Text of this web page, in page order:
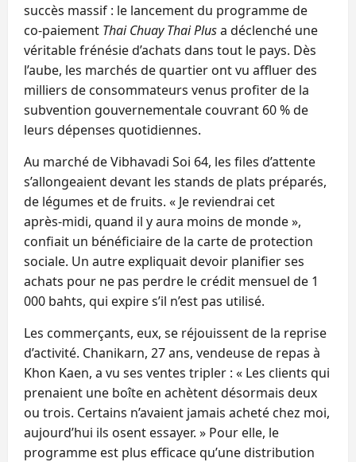
succès massif : le lancement du programme de
co‑paiement Thai Chuay Thai Plusa déclenché une
véritable frénésie d’achats dans tout le pays. Dès
l’aube, les marchés de quartier ont vu affluer des
milliers de consommateurs venus profiter de la
subvention gouvernementale couvrant 60 % de
leurs dépenses quotidiennes.
Au marché de Vibhavadi Soi 64, les files d’attente
s’allongeaient devant les stands de plats préparés,
de légumes et de fruits. « Je reviendrai cet
après‑midi, quand il y aura moins de monde »,
confiait un bénéficiaire de la carte de protection
sociale. Un autre expliquait devoir planifier ses
achats pour ne pas perdre le crédit mensuel de 1
000 bahts, qui expire s’il n’est pas utilisé.
Les commerçants, eux, se réjouissent de la reprise
d’activité. Chanikarn, 27 ans, vendeuse de repas à
Khon Kaen, a vu ses ventes tripler : « Les clients qui
prenaient une boîte en achètent désormais deux
ou trois. Certains n’avaient jamais acheté chez moi,
aujourd’hui ils osent essayer. » Pour elle, le
programme est plus efficace qu’une distribution